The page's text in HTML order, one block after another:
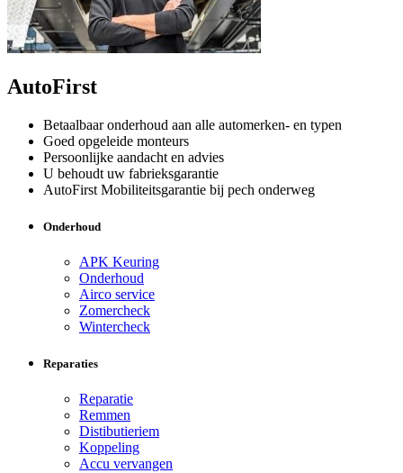
AutoFirst
Betaalbaar onderhoud aan alle automerken- en typen
Goed opgeleide monteurs
Persoonlijke aandacht en advies
U behoudt uw fabrieksgarantie
AutoFirst Mobiliteitsgarantie bij pech onderweg
Onderhoud
APK Keuring
Onderhoud
Airco service
Zomercheck
Wintercheck
Reparaties
Reparatie
Remmen
Distibutieriem
Koppeling
Accu vervangen